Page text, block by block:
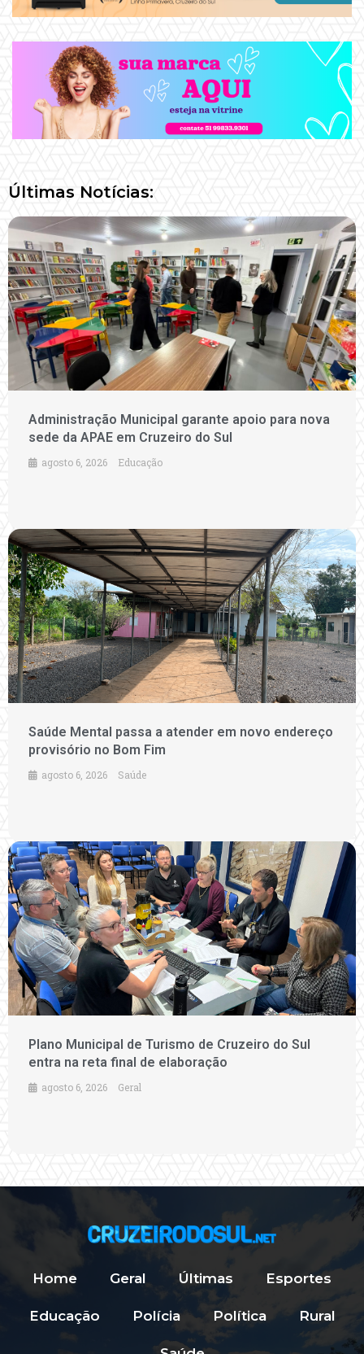
Últimas Notícias:
Administração Municipal garante apoio para nova
sede da APAE em Cruzeiro do Sul
agosto 6, 2026 Educação
Saúde Mental passa a atender em novo endereço
provisório no Bom Fim
agosto 6, 2026 Saúde
Plano Municipal de Turismo de Cruzeiro do Sul
entra na reta final de elaboração
agosto 6, 2026 Geral
Home Geral Últimas Esportes
Educação Polícia Política Rural